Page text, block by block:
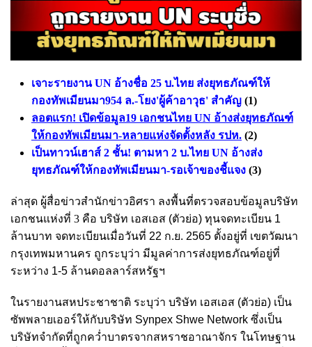
เจาะรายงาน UN อ้างชื่อ 25 บ.ไทย ส่งยุทธภัณฑ์ให้
กองทัพเมียนมา954 ล.-โยง'ผู้ค้าอาวุธ' สำคัญ (1)
ลอตแรก! เปิดข้อมูล19 เอกชนไทย UN อ้างส่งยุทธภัณฑ์
ให้กองทัพเมียนมา-หลายแห่งจัดตั้งหลัง รปห. (2)
เป็นทาวน์เฮาส์ 2 ชั้น! ตามหา 2 บ.ไทย UN อ้างส่ง
ยุทธภัณฑ์ให้กองทัพเมียนมา-รอเจ้าของชี้แจง (3)
ล่าสุด ผู้สื่อข่าวสำนักข่าวอิศรา ลงพื้นที่ตรวจสอบข้อมูลบริษัท
เอกชนแห่งที่ 3 คือ บริษัท เอสเอส (ตัวย่อ) ทุนจดทะเบียน 1
ล้านบาท จดทะเบียนเมื่อวันที่ 22 ก.ย. 2565 ตั้งอยู่ที่ เขตวัฒนา
กรุงเทพมหานคร ถูกระบุว่า มีมูลค่าการส่งยุทธภัณฑ์อยู่ที่
ระหว่าง 1-5 ล้านดอลลาร์สหรัฐฯ
ในรายงานสหประชาชาติ ระบุว่า บริษัท เอสเอส (ตัวย่อ) เป็น
ซัพพลายเออร์ให้กับบริษัท Synpex Shwe Network ซึ่งเป็น
บริษัทจำกัดที่ถูกคว่ำบาตรจากสหราชอาณาจักร ในโทษฐาน